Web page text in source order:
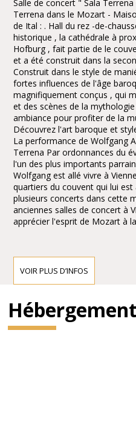
Salle de concert " Sala
Terrena dans le Mozart -
de Ital : . Hall du rez -de-
historique , la cathédrale à
Hofburg , fait partie de le
et a été construit dans la
Construit dans le style de
fortes influences de l'âge
magnifiquement conçus , qui
et des scènes de la
ambiance pour profiter de la
Découvrez l'art baroque et
La performance de Wolfgang
Terrena Par ordonnances du
l'un des plus importants
Wolfgang est allé vivre à
quartiers du couvent qui lui
plusieurs concerts dans cette
anciennes salles de concert à
apprécier l'esprit de Mozart à
VOIR PLUS D’INFOS
Hébergement